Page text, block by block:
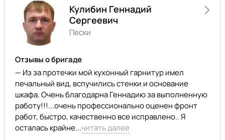
Кулибин Геннадий
Сергеевич
Пески
Отзывы о бригаде
— Из за протечки мой кухонный гарнитур имел
печальный вид, вспучились стенки и основание
шкафа. Очень благодарна Геннадию за выполненную
работу!!!...очень профессионально оценен фронт
работ, быстро, качественно все исправлено.. Я
осталась крайне...читать далее